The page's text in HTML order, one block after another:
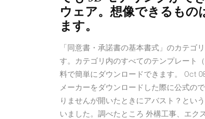
ウェア。想像できるもの
ます。
「同意書・承諾書の基本書式」のカテゴ
す。カテゴリ内のすべてのテンプレート
料で簡単にダウンロードできます。 Oct
メーカーをダウンロードした際に公式の
りませんが開いたときにアバスト？とい
いました。調べたところ 外構工事、エク